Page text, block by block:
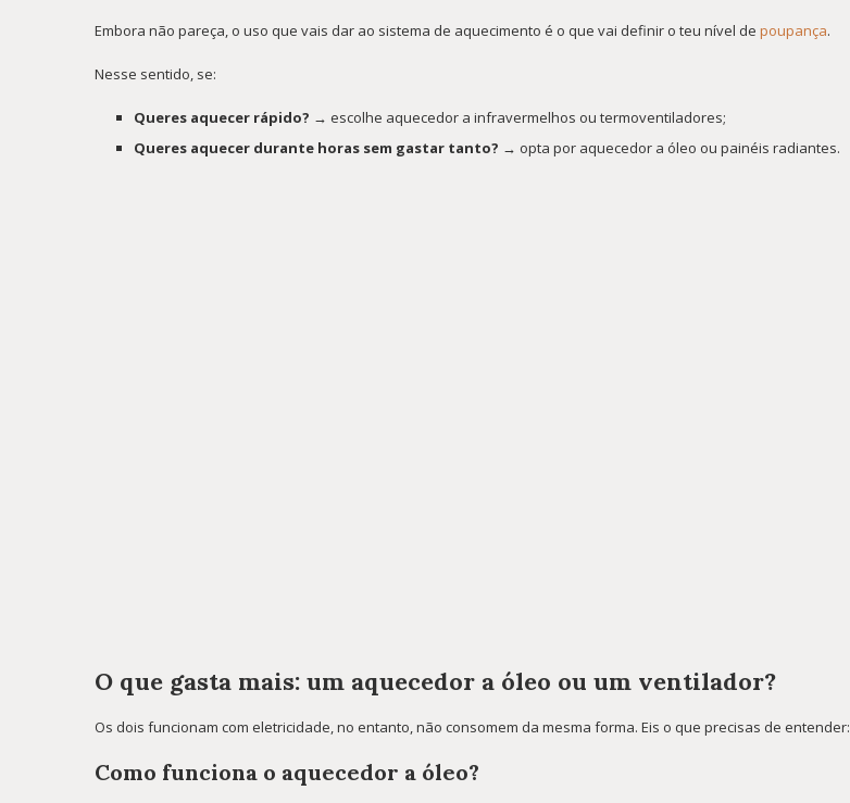
Embora não pareça, o uso que vais dar ao sistema de aquecimento é o que vai definir o teu nível de poupança.
Nesse sentido, se:
Queres aquecer rápido? → escolhe aquecedor a infravermelhos ou termoventiladores;
Queres aquecer durante horas sem gastar tanto? → opta por aquecedor a óleo ou painéis radiantes.
O que gasta mais: um aquecedor a óleo ou um ventilador?
Os dois funcionam com eletricidade, no entanto, não consomem da mesma forma. Eis o que precisas de entender:
Como funciona o aquecedor a óleo?